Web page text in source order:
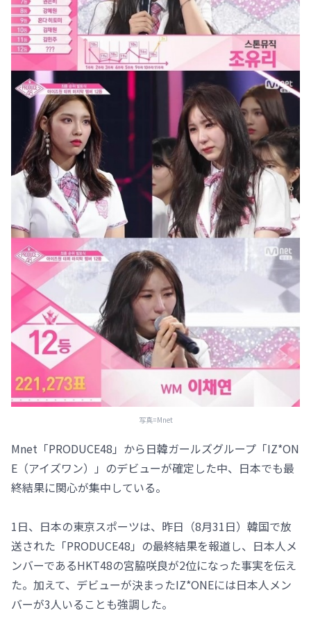
写真=Mnet
Mnet「PRODUCE48」から日韓ガールズグループ「IZ*ON
E（アイズワン）」のデビューが確定した中、日本でも最
終結果に関心が集中している。
1日、日本の東京スポーツは、昨日（8月31日）韓国で放
送された「PRODUCE48」の最終結果を報道し、日本人メ
ンバーであるHKT48の宮脇咲良が2位になった事実を伝え
た。加えて、デビューが決まったIZ*ONEには日本人メン
バーが3人いることも強調した。